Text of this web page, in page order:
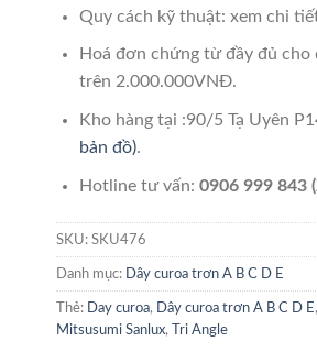
Quy cách kỹ thuật: xem chi
Hoá đơn chứng từ đầy đủ cho
trên 2.000.000VNĐ.
Kho hàng tại :90/5 Tạ Uyên
bản đồ).
Hotline tư vấn: 0906 999 843
SKU: SKU476
Danh mục: Dây curoa trơn A B C D E
Thẻ: Day curoa, Dây curoa trơn A B C D E ,
Mitsusumi Sanlux, Tri Angle